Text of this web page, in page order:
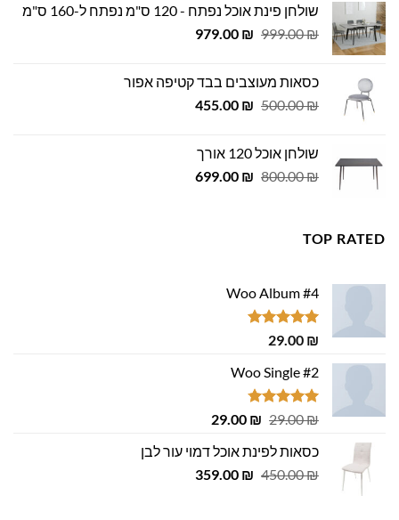
500.00 ₪.
449.00 ₪.שולחן פינת אוכל נפתח - 120 ס"מ נפתח ל-160 ס"מ
999.00₪
המחיר
999.00 ₪.
979.00 ₪
המחיר
979.00 ₪.
כסאות מעוצבים בבד קטיפה אפור
500.00₪
המחיר
500.00 ₪.
455.00 ₪
המחיר
שולחן אוכל 120 אורך
800.00₪
המחיר
699.00 ₪
המחיר
TOP RATED
Woo Album #4
דורג5.00
29.00 ₪
Woo Single #2
דורג4.75
29.00₪
המחיר
היה:
29.00 ₪.
29.00 ₪
המחיר
הוא:
29.00 ₪.
כסאות לפינת אוכל דמוי עור לבן
450.00₪
המחיר
359.00 ₪
המחיר